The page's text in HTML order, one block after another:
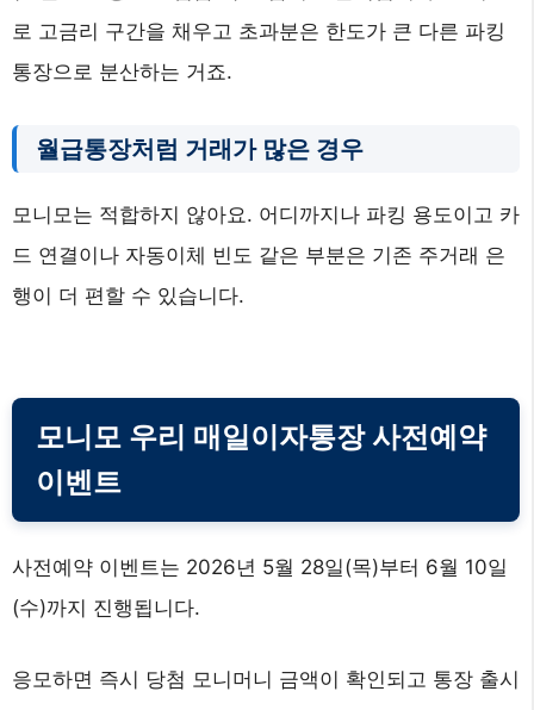
로 고금리 구간을 채우고 초과분은 한도가 큰 다른 파킹
통장으로 분산하는 거죠.
월급통장처럼 거래가 많은 경우
모니모는 적합하지 않아요. 어디까지나 파킹 용도이고 카
드 연결이나 자동이체 빈도 같은 부분은 기존 주거래 은
행이 더 편할 수 있습니다.
모니모 우리 매일이자통장 사전예약
이벤트
사전예약 이벤트는 2026년 5월 28일(목)부터 6월 10일
(수)까지 진행됩니다.
응모하면 즉시 당첨 모니머니 금액이 확인되고 통장 출시